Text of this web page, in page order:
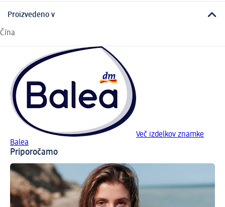
Proizvedeno v
Čína
Več izdelkov znamke
Balea
Priporočamo